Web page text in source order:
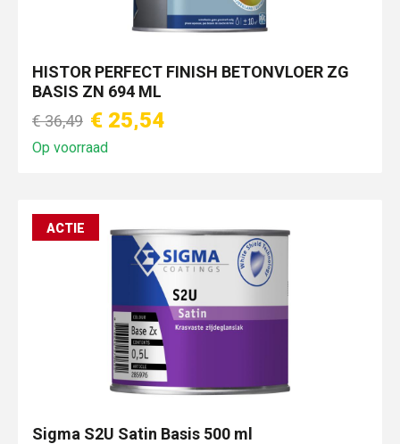
HISTOR PERFECT FINISH BETONVLOER ZG
BASIS ZN 694 ML
€ 36,49 € 25,54
Op voorraad
ACTIE
Sigma S2U Satin Basis 500 ml